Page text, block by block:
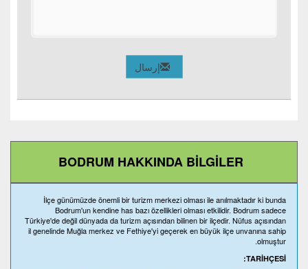
إرسال
BODRUM HAKKINDA BİLGİLER
İlçe günümüzde önemli bir turizm merkezi olması ile anılmaktadır ki bunda
Bodrum'un kendine has bazı özellikleri olması etkilidir. Bodrum sadece
Türkiye'de değil dünyada da turizm açısından bilinen bir ilçedir. Nüfus açısından
il genelinde Muğla merkez ve Fethiye'yi geçerek en büyük ilçe unvanına sahip
olmuştur.
TARİHÇESİ: